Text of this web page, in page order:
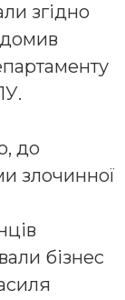
згідно
до
злочинної
бізнес